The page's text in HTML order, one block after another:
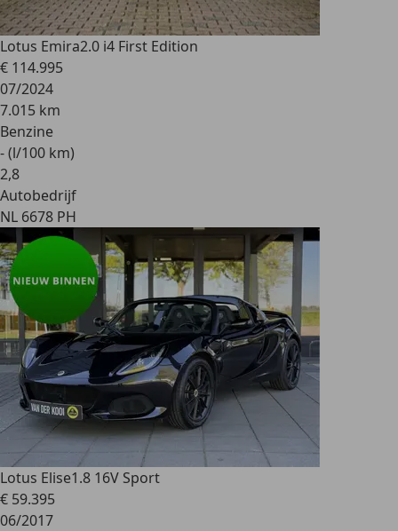
Lotus Emira2.0 i4 First Edition
€ 114.995
07/2024
7.015 km
Benzine
- (l/100 km)
2,8
Autobedrijf
NL 6678 PH
Lotus Elise1.8 16V Sport
€ 59.395
06/2017